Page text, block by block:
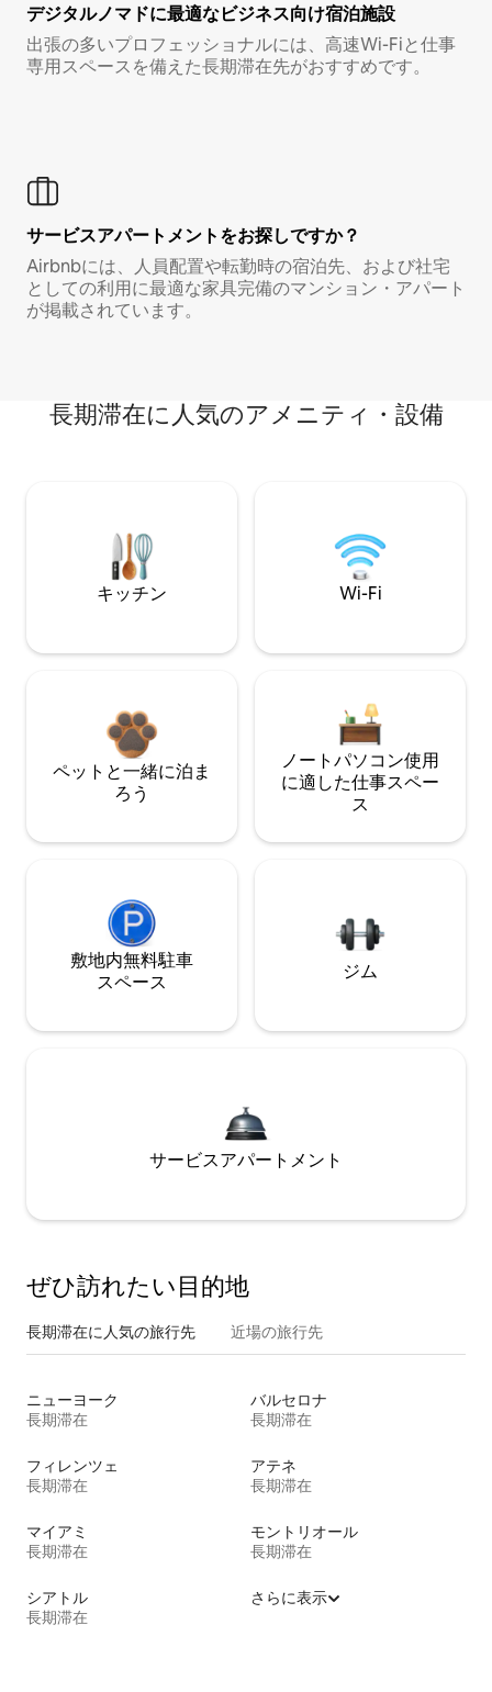
デジタルノマド⁠に最⁠適⁠なビ⁠ジ⁠ネ⁠ス⁠向⁠け宿⁠泊⁠施⁠設
出張の多いプロフェッショナルには、高速Wi-Fiと仕事
専用スペースを備えた長期滞在先がおすすめです。
サービスアパートメントをお探しですか？
Airbnbには、人員配置や転勤時の宿泊先、および社宅
としての利用に最適な家具完備のマンション・アパート
が掲載されています。
長期滞在に人気のアメニティ・設備
キッチン Wi-Fi
ペットと一緒に泊ま
ろう
ノートパソコン使用
に適した仕事スペー
ス
敷地内無料駐⁠車
ス⁠ペ⁠ー⁠ス
ジム
サービスアパートメント
ぜひ訪⁠れ⁠た⁠い目⁠的⁠地
長期滞在に人気の旅行先 近場の旅行先
ニューヨーク
長期滞在
バルセロナ
長期滞在
フィレンツェ
長期滞在
アテネ
長期滞在
マイアミ
長期滞在
モントリオール
長期滞在
シアトル
長期滞在
さらに表示